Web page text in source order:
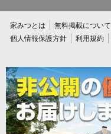
家みつとは 無料掲載について
個人情報保護方針
利用規約